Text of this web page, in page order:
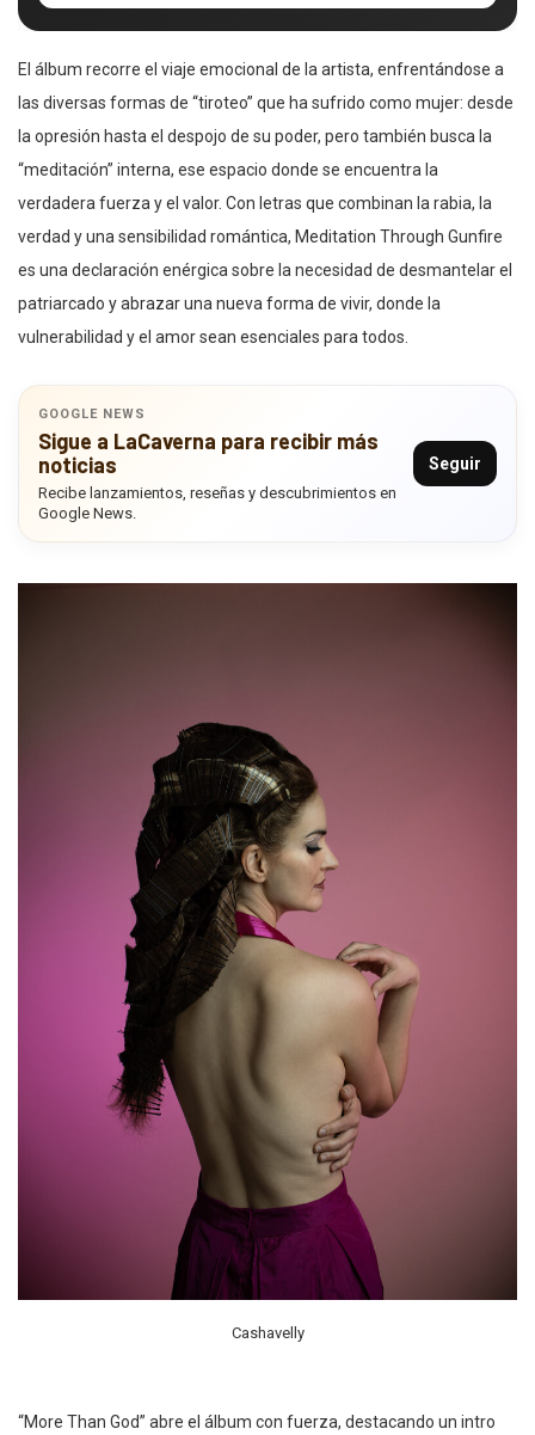
El álbum recorre el viaje emocional de la artista, enfrentándose a
las diversas formas de “tiroteo” que ha sufrido como mujer: desde
la opresión hasta el despojo de su poder, pero también busca la
“meditación” interna, ese espacio donde se encuentra la
verdadera fuerza y el valor. Con letras que combinan la rabia, la
verdad y una sensibilidad romántica, Meditation Through Gunfire
es una declaración enérgica sobre la necesidad de desmantelar el
patriarcado y abrazar una nueva forma de vivir, donde la
vulnerabilidad y el amor sean esenciales para todos.
GOOGLE NEWS
Sigue a LaCaverna para recibir más
noticias
Recibe lanzamientos, reseñas y descubrimientos en
Google News.
Seguir
Cashavelly
“More Than God” abre el álbum con fuerza, destacando un intro